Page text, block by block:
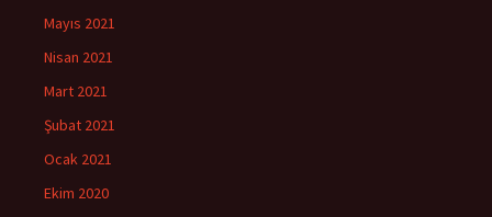
Mayıs 2021
Nisan 2021
Mart 2021
Şubat 2021
Ocak 2021
Ekim 2020